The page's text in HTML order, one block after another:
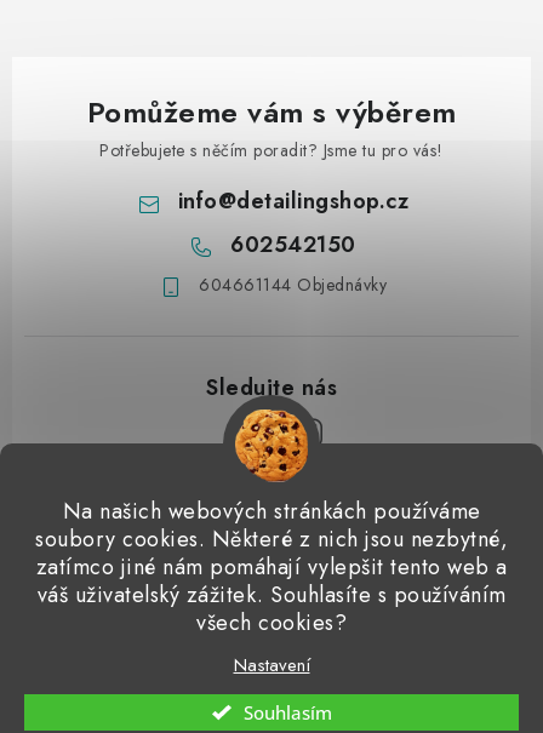
Na našich webových stránkách používáme
soubory cookies. Některé z nich jsou nezbytné,
zatímco jiné nám pomáhají vylepšit tento web a
váš uživatelský zážitek. Souhlasíte s používáním
všech cookies?
Nastavení
Souhlasím
Pomůžeme vám s výběrem
Potřebujete s něčím poradit? Jsme tu pro vás!
info@detailingshop.cz
602542150
604661144 Objednávky
Přijímáme online platby
Detailingclub Dodo Juice Gyeon Quartz ValetPRO
Microfiber Madness
Vytvořil Shoptet
Copyright 2026Detailingshop. Všechna práva vyhrazena.